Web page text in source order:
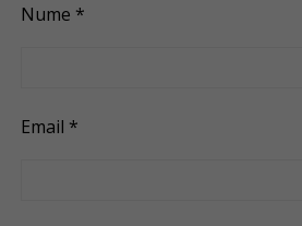
Nume *
Email *